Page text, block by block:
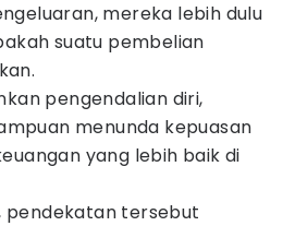
mereka lebih dulu
suatu pembelian
pengendalian diri,
menunda kepuasan
yang lebih baik di
pendekatan tersebut